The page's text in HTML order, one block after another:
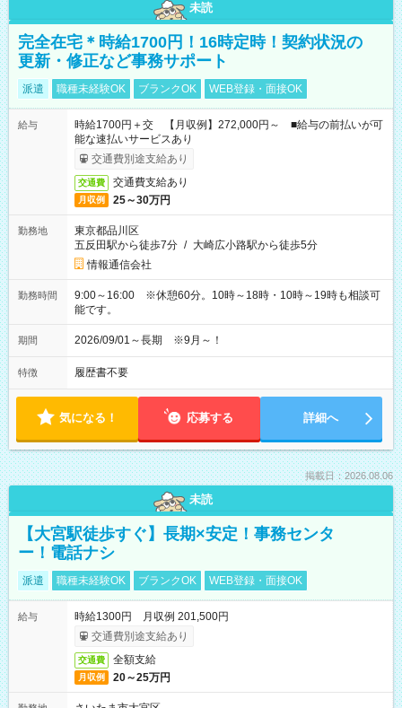
未読
完全在宅＊時給1700円！16時定時！契約状況の
更新・修正など事務サポート
派遣 職種未経験OK ブランクOK WEB登録・面接OK
給与
時給1700円＋交 【月収例】272,000円～ ■給与の前払いが可
能な速払いサービスあり
交通費別途支給あり
交通費 交通費支給あり
月収例 25～30万円
勤務地
東京都品川区
五反田駅から徒歩7分 / 大崎広小路駅から徒歩5分
情報通信会社
勤務時間
9:00～16:00 ※休憩60分。10時～18時・10時～19時も相談可
能です。
期間 2026/09/01～長期 ※9月～！
特徴 履歴書不要
気になる！ 応募する 詳細へ
掲載日：2026.08.06
未読
【大宮駅徒歩すぐ】長期×安定！事務センタ
ー！電話ナシ
派遣 職種未経験OK ブランクOK WEB登録・面接OK
給与
時給1300円 月収例 201,500円
交通費別途支給あり
交通費 全額支給
月収例 20～25万円